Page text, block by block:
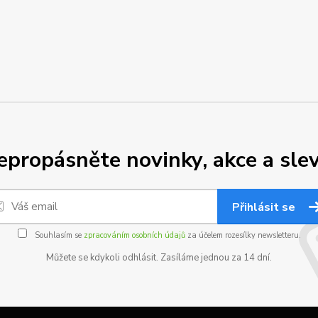
novinky, akce a
Přihlásit se
Souhlasím se zpracováním osobních údajůza účelem rozesílky newsletteru.
Můžete se kdykoli odhlásit. Zasíláme jednou za 14 dní.